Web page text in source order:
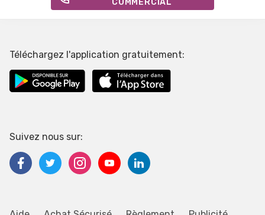
Téléchargez l'application gratuitement:
Suivez nous sur: